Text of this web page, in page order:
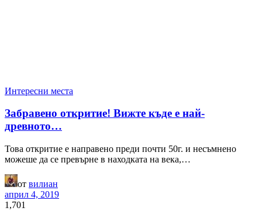
Интересни места
Забравено откритие! Вижте къде е най-
древното…
Това откритие е направено преди почти 50г. и несъмнено
можеше да се превърне в находката на века,…
от вилиан
април 4, 2019
1,701